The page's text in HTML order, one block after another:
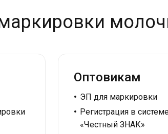
Оптовикам
ЭП для маркировки
Регистрация в
«Честный ЗНАК»